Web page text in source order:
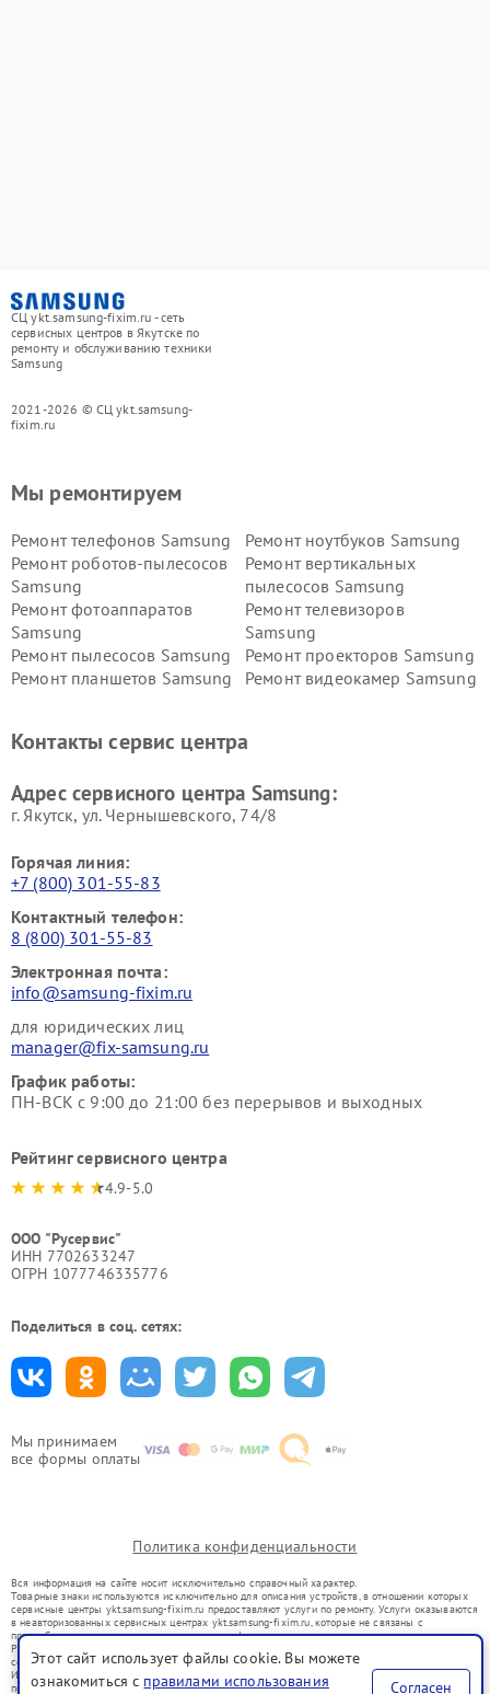
СЦ ykt.samsung-fixim.ru - сеть
сервисных центров в Якутске по
ремонту и обслуживанию техники
Samsung
2021-2026 © СЦ ykt.samsung-
fixim.ru
Мы принимаем
все формы оплаты
Мы ремонтируем
Ремонт телефонов Samsung
Ремонт ноутбуков Samsung
Ремонт роботов-пылесосов
Samsung
Ремонт вертикальных
пылесосов Samsung
Ремонт фотоаппаратов
Samsung
Ремонт телевизоров
Samsung
Ремонт пылесосов Samsung
Ремонт проекторов Samsung
Ремонт планшетов Samsung
Ремонт видеокамер Samsung
Контакты сервис центра
Адрес сервисного центра Samsung:
г. Якутск, ул. Чернышевского, 74/8
Горячая линия:
+7 (800) 301-55-83
Контактный телефон:
8 (800) 301-55-83
Электронная почта:
info@samsung-fixim.ru
для юридических лиц
manager@fix-samsung.ru
График работы:
ПН-ВСК с 9:00 до 21:00 без перерывов и выходных
Рейтинг сервисного центра
4.9-5.0
ООО "Русервис"
ИНН 7702633247
ОГРН 1077746335776
Поделиться в соц. сетях:
Политика конфиденциальности
Вся информация на сайте носит исключительно справочный характер.
Товарные знаки используются исключительно для описания устройств, в отношении которых
сервисные центры ykt.samsung-fixim.ru предоставляют услуги по ремонту. Услуги оказываются
в неавторизованных сервисных центрах ykt.samsung-fixim.ru, которые не связаны с
правообладателями товарных знаков или их официальными представителями.
Ремонт осуществляется для устройств, уже введенных в гражданский оборот в соответствии
со статьей 1487 ГК РФ.
Использование товарных знаков не преследует цели индивидуализации услуг или введения
потребителей в заблуждение, а служит для информирования о предоставляемых услугах по
Этот сайт использует файлы cookie. Вы можете
ознакомиться с правилами использования Согласен